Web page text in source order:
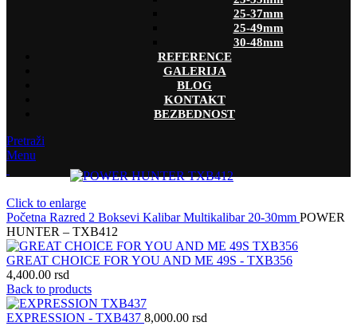
25-37mm
25-49mm
30-48mm
REFERENCE
GALERIJA
BLOG
KONTAKT
BEZBEDNOST
Pretraži
Menu
Click to enlarge
Početna Razred 2 Boksevi KalibarMultikalibar 20-30mm POWER
HUNTER – TXB412
GREAT CHOICE FOR YOU AND ME 49S - TXB356
4,400.00 rsd
Back to products
EXPRESSION - TXB437 8,000.00 rsd